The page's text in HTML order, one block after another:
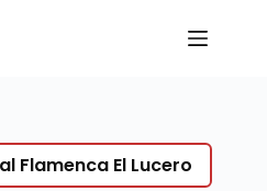
Flamenca El Lucero